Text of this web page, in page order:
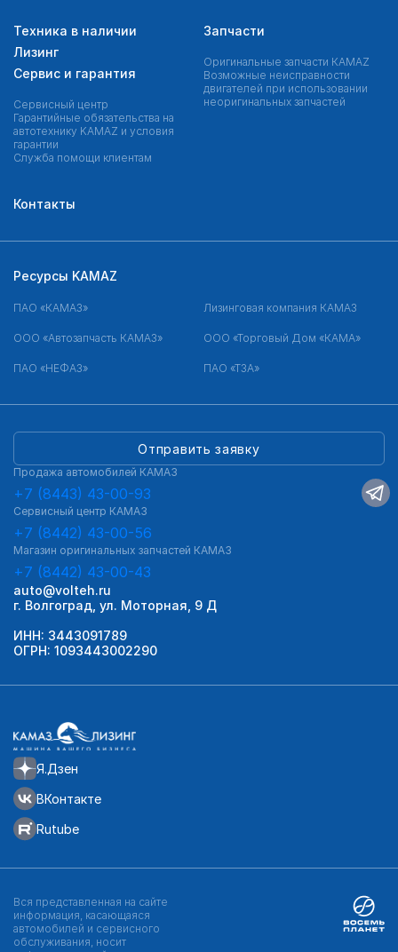
Техника в наличии
Лизинг
Сервис и гарантия
Сервисный центр
Гарантийные обязательства на
автотехнику KAMAZ и условия
гарантии
Служба помощи клиентам
Запчасти
Оригинальные запчасти КAMAZ
Возможные неисправности
двигателей при использовании
неоригинальных запчастей
Контакты
Я.Дзен
ВКонтакте
Rutube
Отправить заявку
Продажа автомобилей КАМАЗ
+7 (8443) 43-00-93
Сервисный центр КАМАЗ
+7 (8442) 43-00-56
Магазин оригинальных запчастей КАМАЗ
+7 (8442) 43-00-43
auto@volteh.ru
г. Волгоград, ул. Моторная, 9 Д
ИНН: 3443091789
ОГРН: 1093443002290
Ресурсы KAMAZ
ПАО «КАМАЗ» Лизинговая компания КАМАЗ
ООО «Автозапчасть КАМАЗ» ООО «Торговый Дом «КАМА»
ПАО «НЕФАЗ» ПАО «ТЗА»
Вся представленная на сайте
информация, касающаяся
автомобилей и сервисного
обслуживания, носит